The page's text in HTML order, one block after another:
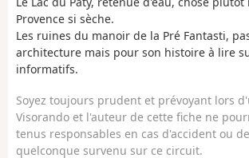
Provence si sèche.
Les ruines du manoir de la Pré Fantasti,
architecture mais pour son histoire à lire
informatifs.
Soyez toujours prudent et prévoyant lors
Visorando et l'auteur de cette fiche ne
tenus responsables en cas d'accident ou
quelconque survenu sur ce circuit.